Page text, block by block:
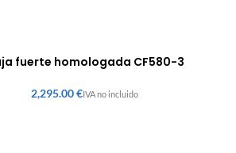
fuerte homologada CF580-3
€